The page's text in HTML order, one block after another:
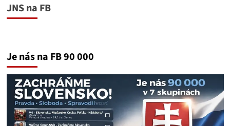
JNS na FB
Je nás na FB 90 000